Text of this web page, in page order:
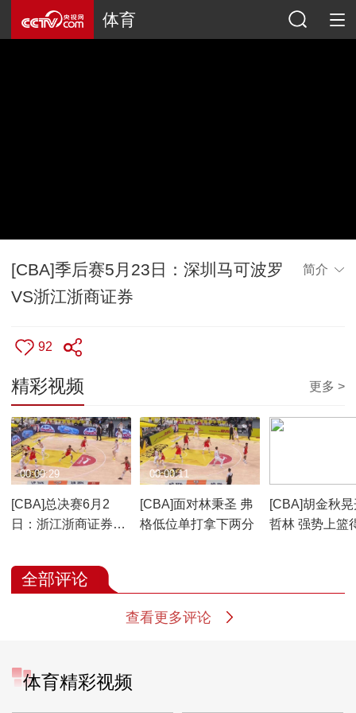
体育
[CBA]季后赛5月23日：深圳马可波罗
VS浙江浙商证券
简介
92
精彩视频 更多 >
[CBA]总决赛6月2
日：浙江浙商证券VS
00:00:29
[CBA]面对林秉圣 弗
格低位单打拿下两分
00:00:11
[CBA]胡金秋
哲林 强势上篮
全部评论
查看更多评论
体育精彩视频